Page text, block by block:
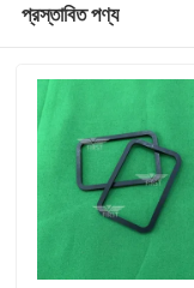
প্রস্তাবিত পণ্য